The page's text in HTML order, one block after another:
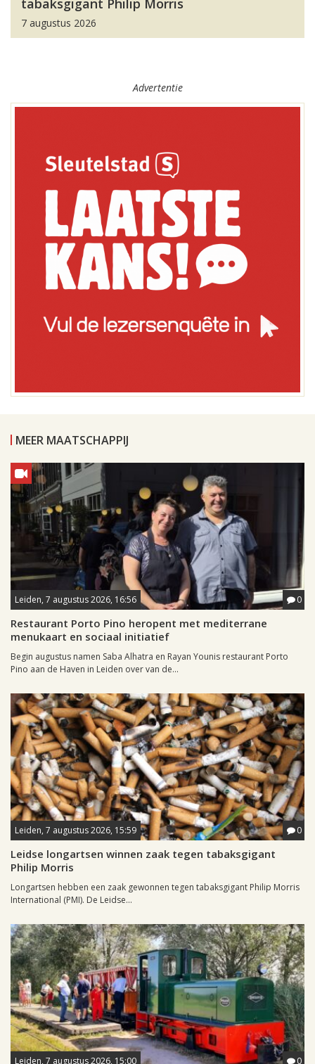
tabaksgigant Philip Morris
7 augustus 2026
Advertentie
MEER MAATSCHAPPIJ
Leiden, 7 augustus 2026, 16:56 0
Restaurant Porto Pino heropent met mediterrane
menukaart en sociaal initiatief
Begin augustus namen Saba Alhatra en Rayan Younis restaurant Porto
Pino aan de Haven in Leiden over van de...
Leiden, 7 augustus 2026, 15:59 0
Leidse longartsen winnen zaak tegen tabaksgigant
Philip Morris
Longartsen hebben een zaak gewonnen tegen tabaksgigant Philip Morris
International (PMI). De Leidse...
Leiden, 7 augustus 2026, 15:00 0